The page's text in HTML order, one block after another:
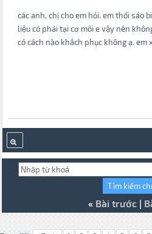
các anh, chị cho em hỏi. em thổi sáo
liệu có phải tại cơ môi e vậy nên
có cách nào khắch phục không ạ. em
« Bài trước|